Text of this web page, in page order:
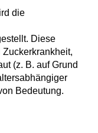
die
Diese
(z. B. auf Grund
Bedeutung.